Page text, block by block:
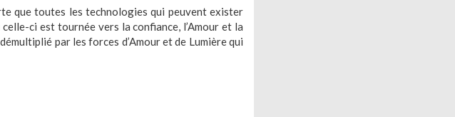
que toutes les technologies qui peuvent exister
ci est tournée vers la confiance, l’Amour et la
par les forces d’Amour et de Lumière qui